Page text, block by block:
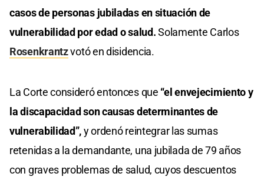
casos de personas jubiladas en situación de
vulnerabilidad por edad o salud.Solamente Carlos
Rosenkrantzvotó en disidencia.
La Corte consideró entonces que “el envejecimiento y
la discapacidad son causas determinantes de
vulnerabilidad”,y ordenó reintegrar las sumas
retenidas a la demandante, una jubilada de 79 años
con graves problemas de salud, cuyos descuentos